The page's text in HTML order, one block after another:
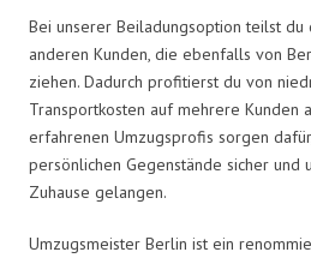
Bei unserer Beiladungsoption teilst
anderen Kunden, die ebenfalls von
ziehen. Dadurch profitierst du von
Transportkosten auf mehrere Kunden
erfahrenen Umzugsprofis sorgen
persönlichen Gegenstände sicher und
Zuhause gelangen.
Umzugsmeister Berlin ist ein